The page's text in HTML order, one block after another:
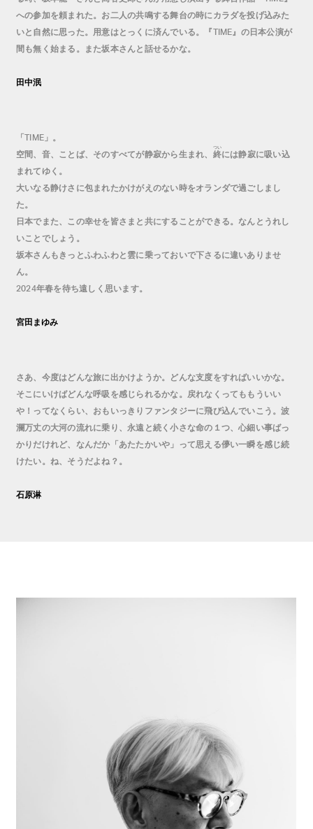
への参加を頼まれた。お二人の共鳴する舞台の時にカラダを投げ込みた
いと自然に思った。用意はとっくに済んでいる。『TIME』の日本公演が
間も無く始まる。また坂本さんと話せるかな。
田中泯
「TIME 」。
空間、音、ことば、そのすべてが静寂から生まれ、 終
つい
には静寂に吸い込
まれてゆく。
大いなる静けさに包まれたかけがえのない時をオランダで過ごしまし
た。
日本でまた、この幸せを皆さまと共にすることができる。なんとうれし
いことでしょう。
坂本さんもきっとふわふわと雲に乗っておいで下さるに違いありませ
ん。
2024年春を待ち遠しく思います。
宮田まゆみ
さあ、今度はどんな旅に出かけようか。どんな支度をすればいいかな。
そこにいけばどんな呼吸を感じられるかな。戻れなくってももういい
や！ってなくらい、おもいっきりファンタジーに飛び込んでいこう。波
瀾万丈の大河の流れに乗り、永遠と続く小さな命の１つ、心細い事ばっ
かりだけれど、なんだか「あたたかいや」って思える儚い一瞬を感じ続
けたい。ね、そうだよね？。
石原淋